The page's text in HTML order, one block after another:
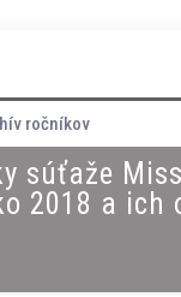
ročníkov
súťaže
2018 a ich